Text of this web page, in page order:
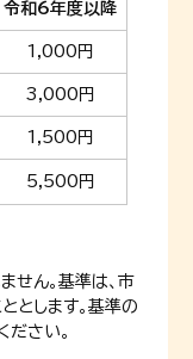
令和6年度以降
1,000円
3,000円
1,500円
5,500円
せん。基準は、市
とします。基準の
ださい。